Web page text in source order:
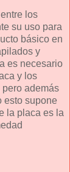
los
su uso para
básico en
y
es necesario
y los
además
esto supone
la placa es la